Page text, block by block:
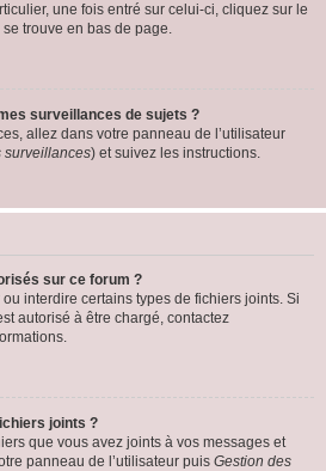
une fois entré sur celui-ci, cliquez sur le
trouve en bas de page.
surveillances de sujets ?
allez dans votre panneau de l’utilisateur
surveillances) et suivez les instructions.
sur ce forum ?
ou interdire certains types de fichiers joints. Si
autorisé à être chargé, contactez
joints ?
que vous avez joints à vos messages et
panneau de l’utilisateur puis Gestion des